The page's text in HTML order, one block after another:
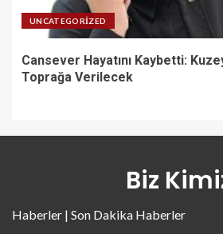
UNCATEGORIZED
Cansever Hayatını Kaybetti:
Toprağa Verilecek
Biz
Haberler | Son Dakika Haberler